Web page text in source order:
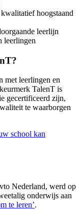
hoogstaand
leerlijn
leerlingen
met leerlingen en
TalenT is
gecertificeerd zijn,
te waarborgen
school kan
Nederland, werd op
onderwijs aan
te leren’.